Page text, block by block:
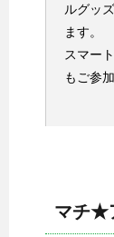
ルグッ
ます。
スマー
もご参
マチ★